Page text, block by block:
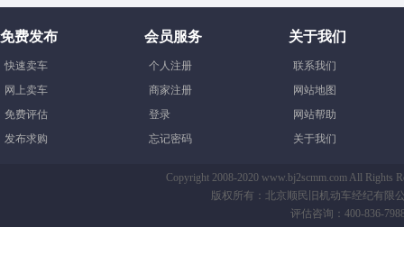
免费发布
快速卖车
网上卖车
免费评估
发布求购
会员服务
个人注册
商家注册
登录
忘记密码
关于我们
联系我们
网站地图
网站帮助
关于我们
Copyright 2008-2020 www.bj2scmm.com All Rights
版权所有：北京顺民旧机动车经纪有限
评估咨询：400-836-